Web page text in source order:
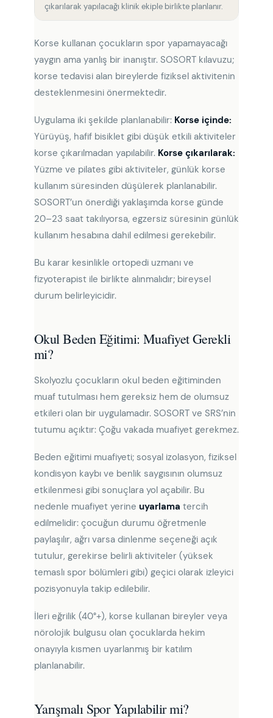
çıkarılarak yapılacağı klinik ekiple birlikte planlanır.
Korse kullanan çocukların spor yapamayacağı
yaygın ama yanlış bir inanıştır. SOSORT kılavuzu;
korse tedavisi alan bireylerde fiziksel aktivitenin
desteklenmesini önermektedir.
Uygulama iki şekilde planlanabilir: Korse içinde:
Yürüyüş, hafif bisiklet gibi düşük etkili aktiviteler
korse çıkarılmadan yapılabilir. Korse çıkarılarak:
Yüzme ve pilates gibi aktiviteler, günlük korse
kullanım süresinden düşülerek planlanabilir.
SOSORT’un önerdiği yaklaşımda korse günde
20–23 saat takılıyorsa, egzersiz süresinin günlük
kullanım hesabına dahil edilmesi gerekebilir.
Bu karar kesinlikle ortopedi uzmanı ve
fizyoterapist ile birlikte alınmalıdır; bireysel
durum belirleyicidir.
Okul Beden Eğitimi: Muafiyet Gerekli
mi?
Skolyozlu çocukların okul beden eğitiminden
muaf tutulması hem gereksiz hem de olumsuz
etkileri olan bir uygulamadır. SOSORT ve SRS’nin
tutumu açıktır: Çoğu vakada muafiyet gerekmez.
Beden eğitimi muafiyeti; sosyal izolasyon, fiziksel
kondisyon kaybı ve benlik saygısının olumsuz
etkilenmesi gibi sonuçlara yol açabilir. Bu
nedenle muafiyet yerine uyarlama tercih
edilmelidir: çocuğun durumu öğretmenle
paylaşılır, ağrı varsa dinlenme seçeneği açık
tutulur, gerekirse belirli aktiviteler (yüksek
temaslı spor bölümleri gibi) geçici olarak izleyici
pozisyonuyla takip edilebilir.
İleri eğrilik (40°+), korse kullanan bireyler veya
nörolojik bulgusu olan çocuklarda hekim
onayıyla kısmen uyarlanmış bir katılım
planlanabilir.
Yarışmalı Spor Yapılabilir mi?